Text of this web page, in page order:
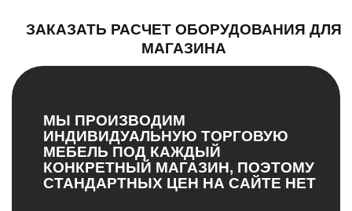
ЗАКАЗАТЬ РАСЧЕТ ОБОРУДОВАНИЯ ДЛЯ
МАГАЗИНА
МЫ ПРОИЗВОДИМ
ИНДИВИДУАЛЬНУЮ ТОРГОВУЮ
МЕБЕЛЬ ПОД КАЖДЫЙ
КОНКРЕТНЫЙ МАГАЗИН, ПОЭТОМУ
СТАНДАРТНЫХ ЦЕН НА САЙТЕ НЕТ